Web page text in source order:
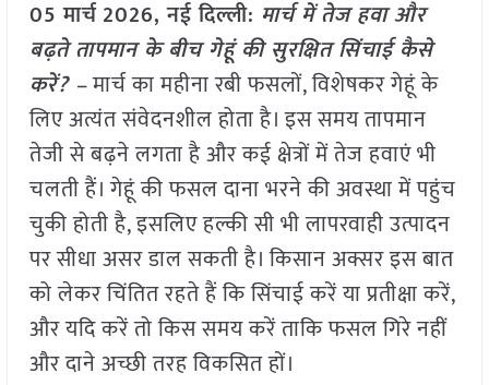
05 मार्च2026, नई दिल्ली: मार्च में तेज हवा और
बढ़ते तापमान के बीच गेहूं की सुरक्षित सिंचाई कैसे
करें? –मार्च का महीना रबी फसलों, विशेषकर गेहूं के
लिए अत्यंत संवेदनशील होता है। इस समय तापमान
तेजी से बढ़ने लगता है और कई क्षेत्रों में तेज हवाएं भी
चलती हैं। गेहूं की फसल दाना भरने की अवस्था में पहुंच
चुकी होती है, इसलिए हल्की सी भी लापरवाही उत्पादन
पर सीधा असर डाल सकती है। किसान अक्सर इस बात
को लेकर चिंतित रहते हैं कि सिंचाई करें या प्रतीक्षा करें,
और यदि करें तो किस समय करें ताकि फसल गिरे नहीं
और दाने अच्छी तरह विकसित हों।